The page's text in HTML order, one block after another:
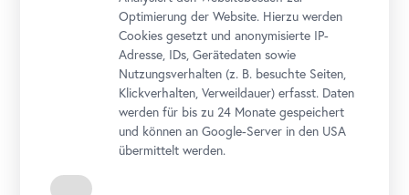
Kinderwägen willkommen, Abstellplätze vorhanden.
Tragehilfen empfohlen.
Optimierung der Website. Hierzu werden
Cookies gesetzt und anonymisierte IP-
Adresse, IDs, Gerätedaten sowie
Nutzungsverhalten (z. B. besuchte Seiten,
Klickverhalten, Verweildauer) erfasst. Daten
werden für bis zu 24 Monate gespeichert
und können an Google-Server in den USA
übermittelt werden.